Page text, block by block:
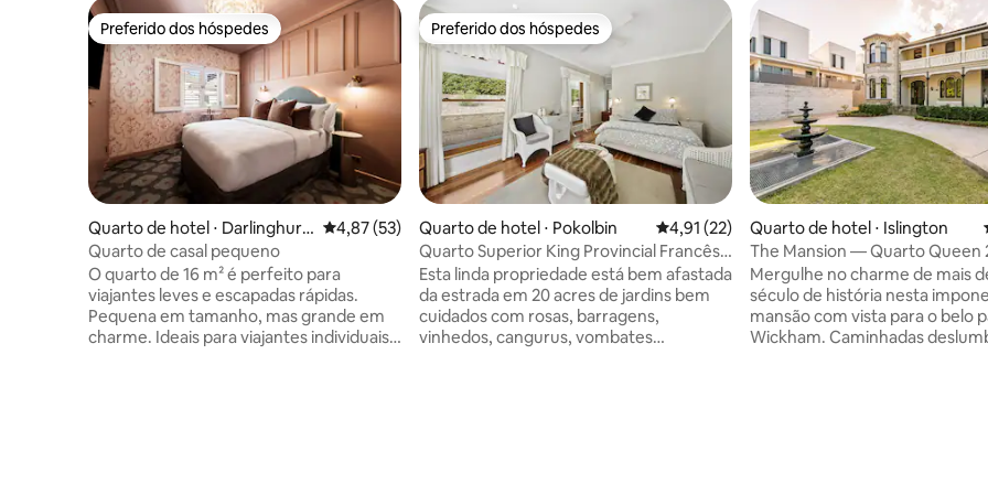
Preferido dos hóspedes
Preferido dos hóspedes
Quarto de hotel ⋅ Darlinghurs
t
4,87 de uma avaliação média de 5, 53 avaliações
4,87 (53)
Quarto de casal pequeno
O quarto de 16 m² é perfeito para
viajantes leves e escapadas rápidas.
Pequena em tamanho, mas grande em
charme. Ideais para viajantes individuais
Preferido dos hóspedes
Preferido dos hóspedes
Quarto de hotel ⋅ Pokolbin 4,91 de uma avaliação média de 5, 22
4,91 (22)
Quarto Superior King Provincial Francês,
Thistle Hill
Esta linda propriedade está bem afastada
da estrada em 20 acres de jardins bem
cuidados com rosas, barragens,
vinhedos, cangurus, vombates
Quarto de hotel ⋅ Islington
The Mansion — Quarto Queen
Mergulhe no charme de mais
século de história nesta
mansão com vista para o belo
Wickham. Caminhadas